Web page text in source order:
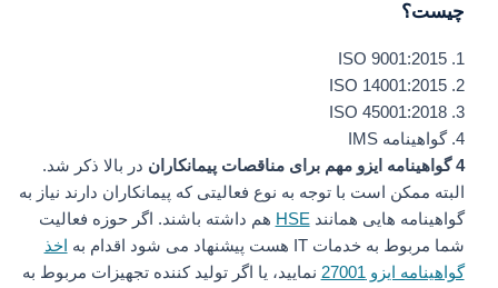
چیست؟
2. ISO 14001:2015
3. ISO 45001:2018
4. گواهینامه IMS
4 گواهینامه ایزو مهم برای مناقصات پیمانکاران
در بالا ذکر شد.
البته ممکن است با توجه به نوع فعالیتی که پیمانکاران دارند نیاز به
گواهینامه هایی همانندHSEهم داشته باشند. اگر حوزه فعالیت
شما مربوط به خدمات IT هست پیشنهاد می شود اقدام به
اخذ
گواهینامه ایزو 27001
نمایید، یا اگر تولید کننده تجهیزات مربوط به